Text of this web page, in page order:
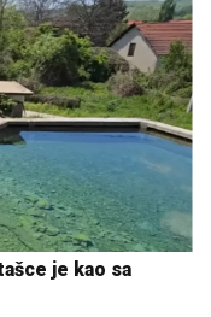
je kao sa